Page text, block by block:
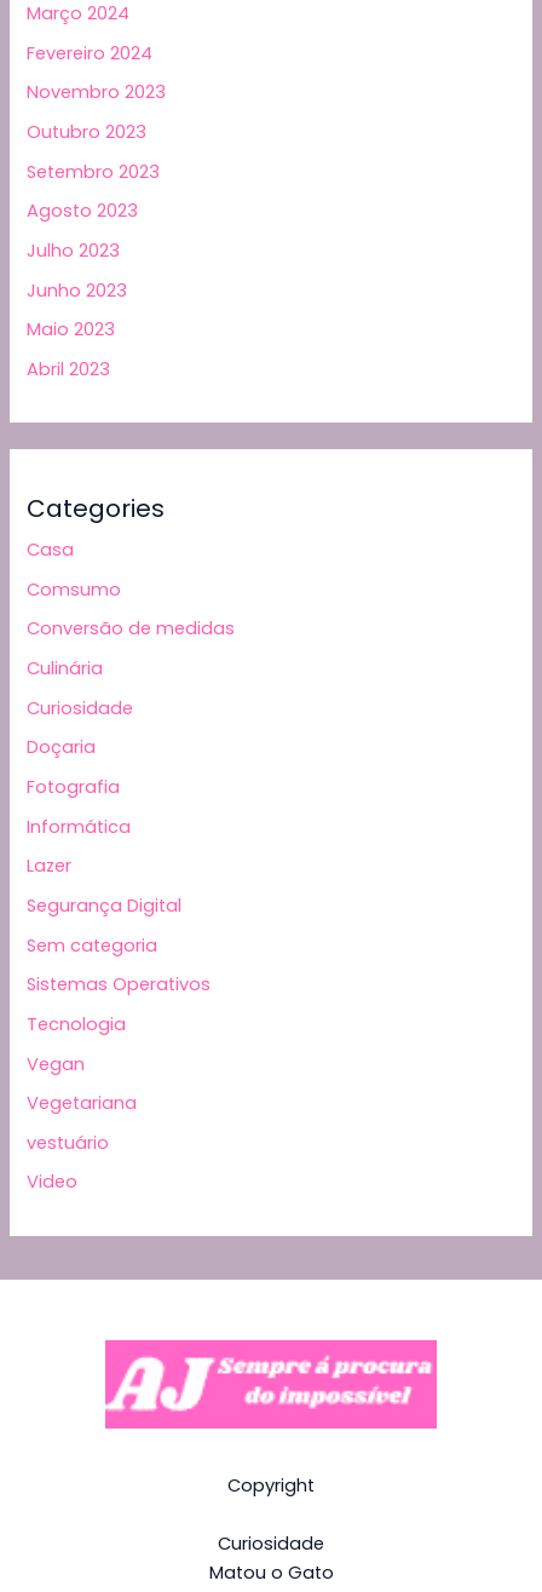
Março 2024
Fevereiro 2024
Novembro 2023
Outubro 2023
Setembro 2023
Agosto 2023
Julho 2023
Junho 2023
Maio 2023
Abril 2023
Categories
Casa
Comsumo
Conversão de medidas
Culinária
Curiosidade
Doçaria
Fotografia
Informática
Lazer
Segurança Digital
Sem categoria
Sistemas Operativos
Tecnologia
Vegan
Vegetariana
vestuário
Video
Copyright
Curiosidade
Matou o Gato